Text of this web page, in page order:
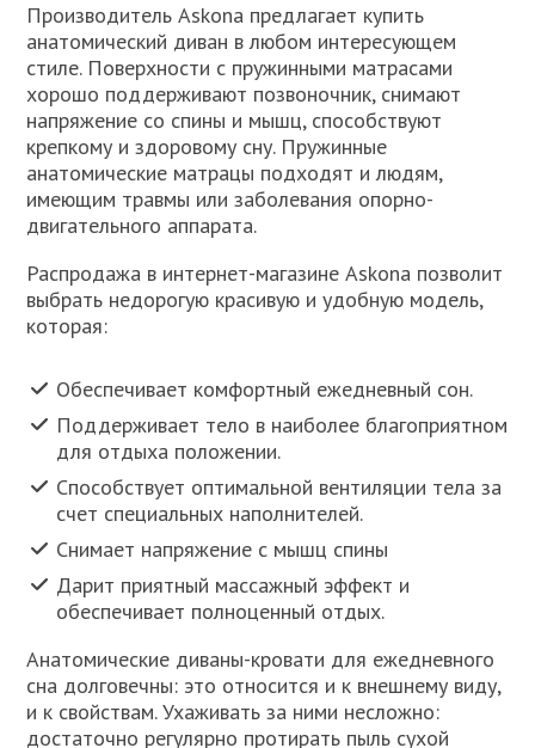
Производитель Askona предлагает купить
анатомический диван в любом интересующем
стиле. Поверхности с пружинными матрасами
хорошо поддерживают позвоночник, снимают
напряжение со спины и мышц, способствуют
крепкому и здоровому сну. Пружинные
анатомические матрацы подходят и людям,
имеющим травмы или заболевания опорно-
двигательного аппарата.
Распродажа в интернет-магазине Askona позволит
выбрать недорогую красивую и удобную модель,
которая:
Обеспечивает комфортный ежедневный сон.
Поддерживает тело в наиболее благоприятном
для отдыха положении.
Способствует оптимальной вентиляции тела за
счет специальных наполнителей.
Снимает напряжение с мышц спины
Дарит приятный массажный эффект и
обеспечивает полноценный отдых.
Анатомические диваны-кровати для ежедневного
сна долговечны: это относится и к внешнему виду,
и к свойствам. Ухаживать за ними несложно:
достаточно регулярно протирать пыль сухой